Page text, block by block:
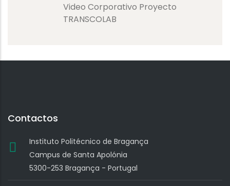
Video Corporativo Proyecto
TRANSCOLAB
Contactos
Instituto Politécnico de Bragança
Campus de Santa Apolónia
5300-253 Bragança - Portugal